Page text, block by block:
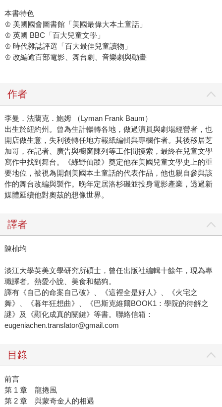
本書特色
♔ 美國國會圖書館「美國最偉大本土童話」
♔ 英國 BBC「百大兒童文學」
♔ 時代雜誌評選「百大最佳兒童讀物」
♔ 改編逾百部電影、舞台劇、音樂劇與動畫
作者
李曼．法蘭克．鮑姆 （Lyman Frank Baum）
出生於紐約州。曾為生計輾轉各地，做過演員與劇場經營者，也
開店做生意，失利後轉任地方報紙編輯與專欄作者。其後移居芝
加哥，在記者、廣告與櫥窗陳列等工作間摸索，最終在兒童文學
寫作中找到舞台。《綠野仙蹤》奠定他在美國兒童文學史上的重
要地位，被視為開創美國本土童話的代表作品，他也親自參與該
作的舞台改編與製作。晚年定居洛杉磯並投身電影產業，透過新
媒體延續他對奧茲的想像世界。
譯者
陳柚均
淡江大學英美文學研究所碩士，曾任出版社編輯十餘年，現為專
職譯者。熱愛小說、美食和貓狗。
譯有《自己的命案自己破》、《這裡全是好人》、《火宅之
舞》、《暮年狂想曲》、《巴斯克維爾BOOK1：學院的待解之
謎》及《顯化成真的關鍵》等書。聯絡信箱：
eugeniachen.translator@gmail.com
目錄
前言
第 1 章 龍捲風
第 2 章 與蒙奇金人的相遇